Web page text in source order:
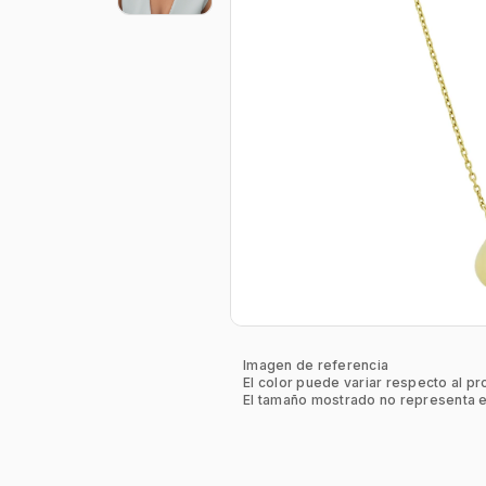
Imagen de referencia
El color puede variar respecto al
El tamaño mostrado no representa